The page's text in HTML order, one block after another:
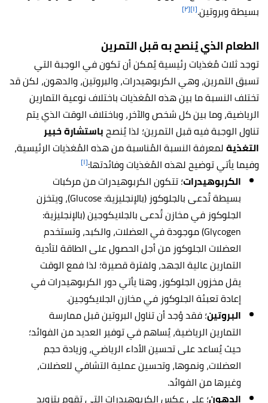
بسيطة وبروتين.[١] [٢]
الطعام الذي يُنصح به قبل التمرين
توجد ثلاث مُغذيات رئيسية يُمكن أن تكون في الوجبة التي
تسبق التمرين، وهي الكربوهيدرات، والبروتين، والدهون، لكن قد
تختلف النسبة ما بين هذه المُغذيات باختلاف نوعية التمارين
الرياضية، وما بين كل شخص والآخر، وباختلاف الوقت الذي يتم
تناول الوجبة فيه قبل التمرين؛ لذا يُنصحباستشارة خبير
التغذيةلمعرفة النسبة المُناسبة من هذه المُغذيات الرئيسية،
وفيما يأتي توضيح لهذه المُغذيات وفائدتها:[١]
الكربوهيدرات؛ تتكون الكربوهيدرات من مركبات
بسيطة تُدعى بالجلوكوز (بالإنجليزية: Glucose)، ويتخزن
الجلوكوز في مخازن تُدعى بالجلايكوجين (بالإنجليزية:
Glycogen) موجودة في العضلات، والكبد، وتستخدم
العضلات الجلوكوز من أجل الحصول على الطاقة لتأدية
التمارين عالية الجهد، ولفترة قصيرة؛ لذا فمع الوقت
يقل مخزون الجلوكوز، وهنا يأتي دور الكربوهيدرات في
إعادة تعبئة الجلوكوز في مخازن الجلايكوجين.
البروتين؛ فقد وُجد أن تناول البروتين قبل ممارسة
التمارين الرياضية، يُساهم في توفير العديد من الفوائد؛
حيث يُساعد على تحسين الأداء الرياضي، وزيادة حجم
العضلات، ونموها، وتحسين عملية التشافي للعضلات،
وغيرها من الفوائد.
الدهون؛ على عكس الكربوهيدرات التي تقوم بتزويد